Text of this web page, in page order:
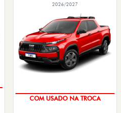
2026/2027
COM USADO NA TROCA